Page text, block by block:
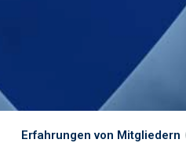
Erfahrungen von Mitgliedern